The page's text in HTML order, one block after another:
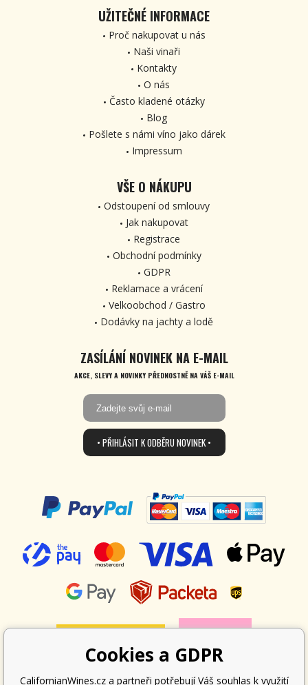
UŽITEČNÉ INFORMACE
Proč nakupovat u nás
Naši vinaři
Kontakty
O nás
Často kladené otázky
Blog
Pošlete s námi víno jako dárek
Impressum
VŠE O NÁKUPU
Odstoupení od smlouvy
Jak nakupovat
Registrace
Obchodní podmínky
GDPR
Reklamace a vrácení
Velkoobchod / Gastro
Dodávky na jachty a lodě
ZASÍLÁNÍ NOVINEK NA E-MAIL
AKCE, SLEVY A NOVINKY PŘEDNOSTNĚ NA VÁŠ E-MAIL
• PŘIHLÁSIT K ODBĚRU NOVINEK •
Cookies a GDPR
CalifornianWines.cz a partneři potřebují Váš souhlas k využití